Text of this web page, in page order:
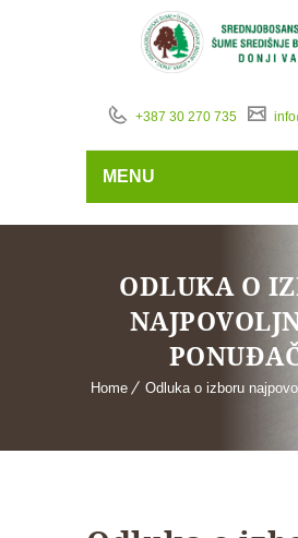
+387 30 270 735
MENU
ODLUKA O
Home Odluka o izboru